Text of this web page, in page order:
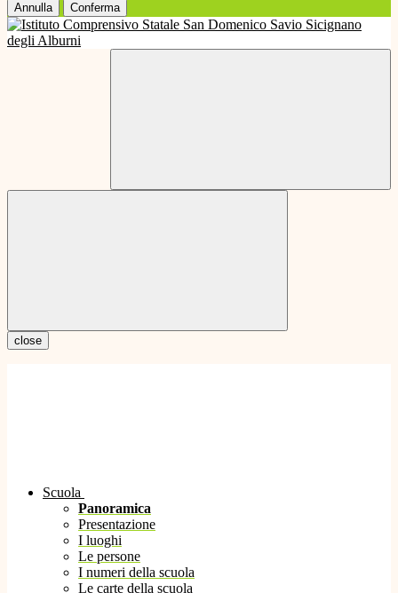
Annulla Conferma
close
Scuola
Panoramica
Presentazione
I luoghi
Le persone
I numeri della scuola
Le carte della scuola